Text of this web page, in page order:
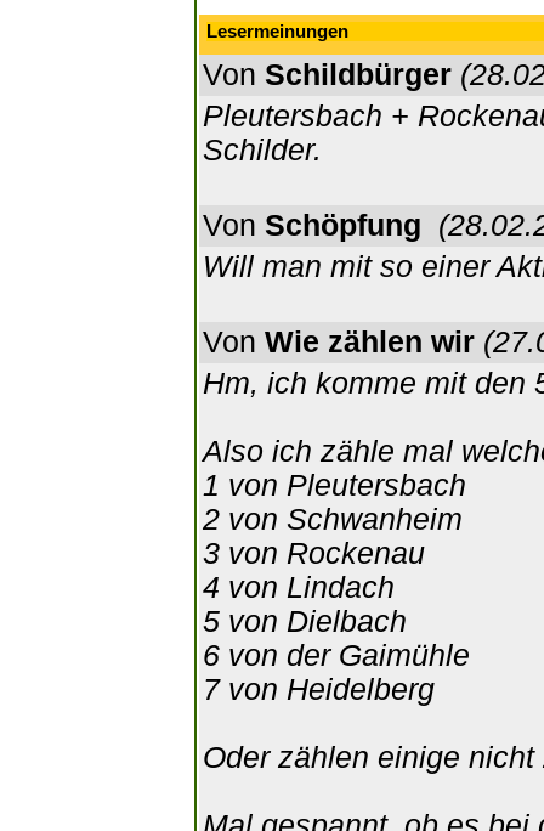
Lesermeinungen
Von Schildbürger
Pleutersbach +
Schilder.
Von Schöpfung
Will man mit so einer
Von Wie zählen wir
Hm, ich komme mit den
Also ich zähle mal
1 von Pleutersbach
2 von Schwanheim
3 von Rockenau
4 von Lindach
5 von Dielbach
6 von der Gaimühle
7 von Heidelberg
Oder zählen einige nicht